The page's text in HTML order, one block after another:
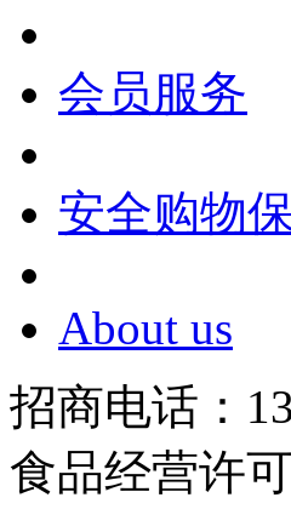
会员服务
安全购物
About us
招商电话：
食品经营许